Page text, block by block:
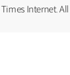
Internet. All